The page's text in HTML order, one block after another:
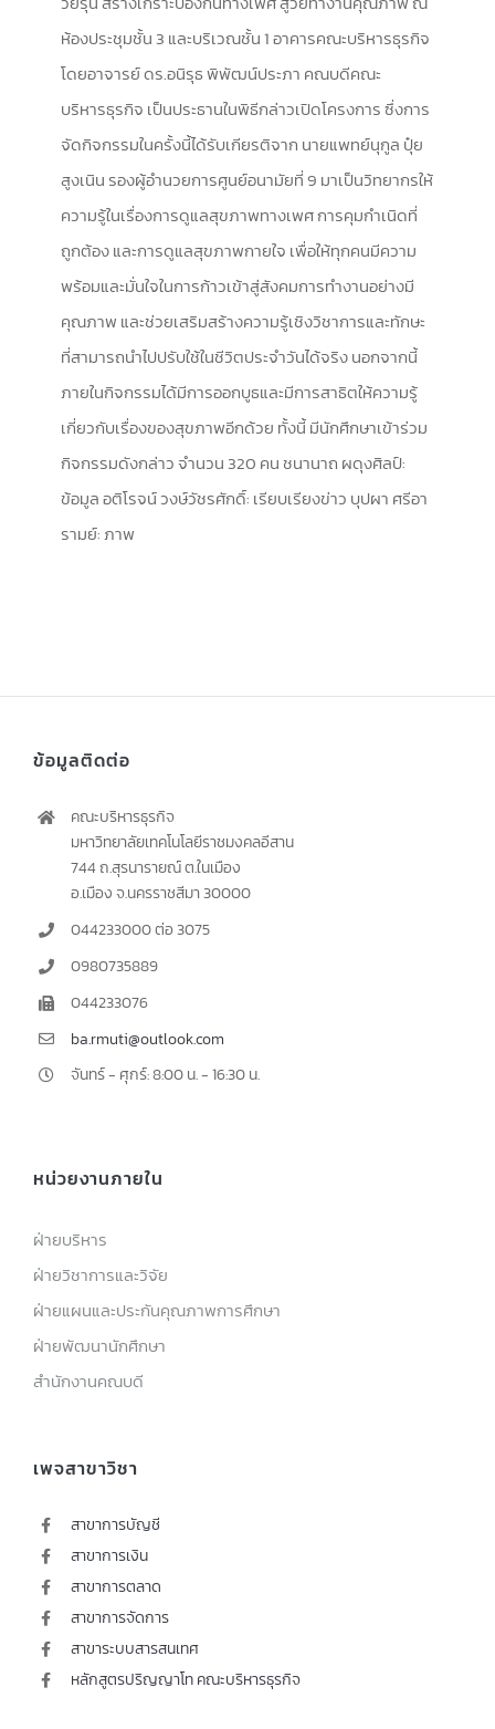
ห้องประชุมชั้น 3 และบริเวณชั้น 1 อาคารคณะบริหารธุรกิจ
โดยอาจารย์ ดร.อนิรุธ พิพัฒน์ประภา คณบดีคณะ
บริหารธุรกิจ เป็นประธานในพิธีกล่าวเปิดโครงการ ซึ่งการ
จัดกิจกรรมในครั้งนี้ได้รับเกียรติจาก นายแพทย์​นุกูล​ ​ปุ๋ย
สูงเนิน รองผู้อำนวยการศูนย์อนามัยที่ 9 มาเป็นวิทยากรให้
ความรู้ในเรื่องการดูแลสุขภาพทางเพศ การคุมกำเนิดที่
ถูกต้อง และการดูแลสุขภาพกายใจ เพื่อให้ทุกคนมีความ
พร้อมและมั่นใจในการก้าวเข้าสู่สังคมการทำงานอย่างมี
คุณภาพ และช่วยเสริมสร้างความรู้เชิงวิชาการและทักษะ
ที่สามารถนำไปปรับใช้ในชีวิตประจำวันได้จริง นอกจากนี้
ภายในกิจกรรมได้มีการออกบูธและมีการสาธิตให้ความรู้
เกี่ยวกับเรื่องของสุขภาพอีกด้วย ทั้งนี้ มีนักศึกษาเข้าร่วม
กิจกรรมดังกล่าว จำนวน 320 คน ชนานาถ ผดุงศิลป์:
ข้อมูล อติโรจน์ วงษ์วัชรศักดิ์: เรียบเรียงข่าว บุปผา ศรีอา
รามย์: ภาพ
ข้อมูลติดต่อ
คณะบริหารธุรกิจ
มหาวิทยาลัยเทคโนโลยีราชมงคลอีสาน
744 ถ.สุรนารายณ์ ต.ในเมือง
อ.เมือง จ.นครราชสีมา 30000
044233000 ต่อ 3075
0980735889
044233076
ba.rmuti@outlook.com
จันทร์ - ศุกร์: 8:00 น. - 16:30 น.
หน่วยงานภายใน
ฝ่ายบริหาร
ฝ่ายวิชาการและวิจัย
ฝ่ายแผนและประกันคุณภาพการศึกษา
ฝ่ายพัฒนานักศึกษา
สำนักงานคณบดี
เพจสาขาวิชา
สาขาการบัญชี
สาขาการเงิน
สาขาการตลาด
สาขาการจัดการ
สาขาระบบสารสนเทศ
หลักสูตรปริญญาโท คณะบริหารธุรกิจ